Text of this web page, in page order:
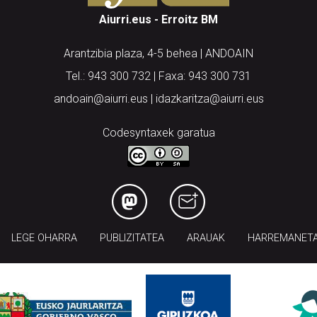
Aiurri.eus - Erroitz BM
Arantzibia plaza, 4-5 behea | ANDOAIN
Tel.: 943 300 732 | Faxa: 943 300 731
andoain@aiurri.eus | idazkaritza@aiurri.eus
Codesyntaxek garatua
LEGE OHARRA PUBLIZITATEA ARAUAK